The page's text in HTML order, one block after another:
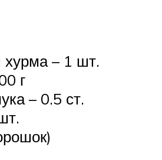
– 1 шт.
г
– 0.5 ст.